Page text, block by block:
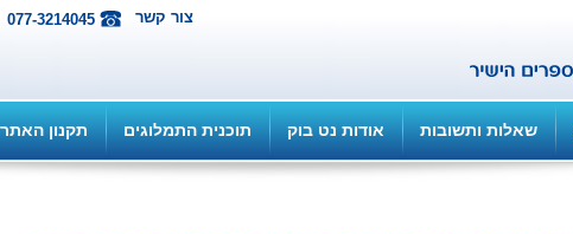
077-3214045 צור קשר
שאלות ותשובות אודות נט בוק תוכנית התמלוגים תקנון האתר